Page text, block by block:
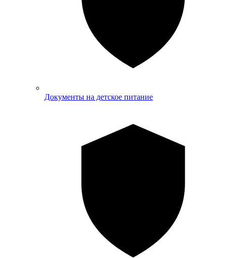
Документы на детское питание